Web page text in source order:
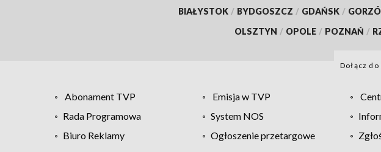
BIAŁYSTOK / BYDGOSZCZ / GDAŃSK /
OLSZTYN / OPOLE / POZNAŃ /
Dołącz do
Abonament TVP Emisja w TVP
Rada Programowa
System NOS
Biuro Reklamy
Ogłoszenie przetargowe